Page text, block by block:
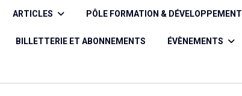
ARTICLES PÔLE FORMATION & DÉVELOPPEMENT
BILLETTERIE ET ABONNEMENTS ÉVÈNEMENTS